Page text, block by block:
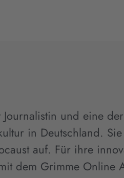
und eine
in Deutschland.
auf. Für ihre
dem Grimme Online